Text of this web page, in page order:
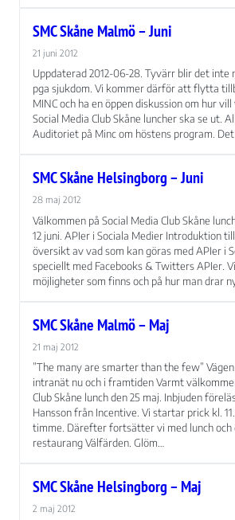
SMC Skåne Malmö – Juni
21 juni 2012
Uppdaterad 2012-06-28. Tyvärr blir det inte
pga sjukdom. Vi kommer därför att flytta
MINC och ha en öppen diskussion om hur
Social Media Club Skåne luncher ska se ut.
Auditoriet på Minc om höstens program.
SMC Skåne Helsingborg – Juni
28 maj 2012
Välkommen på Social Media Club Skåne
12 juni. APIer i Sociala Medier Introduktion
översikt av vad som kan göras med APIer i
speciellt med Facebooks & Twitters APIer.
möjligheter som finns och på hur man drar
SMC Skåne Malmö – Maj
21 maj 2012
”The many are smarter than the few”
intranät nu och i framtiden Varmt
Club Skåne lunch den 25 maj. Inbjuden
Hansson från Incentive. Vi startar prick kl.
timme. Därefter fortsätter vi med lunch och
restaurang Välfärden. Glöm…
SMC Skåne Helsingborg – Maj
2 maj 2012
hemsida ska
prestera så
bra som
möjligt under
ditt besök.
Om du nekar
de här
kakorna
att försvinna
från
hemsidan.
Marknadsföring
Genom att dela
intressen och ditt
beteende när du
surfar ökar du
chansen att få se
personligt
anpassat innehåll
och erbjudanden.